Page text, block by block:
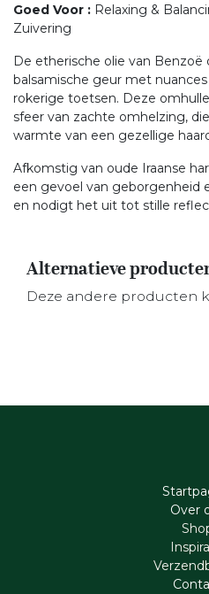
Goed Voor : Relaxing &
Zuivering
De etherische olie van
balsamische geur met
rokerige toetsen. Deze
sfeer van zachte omhelzing,
warmte van een gezellige
Afkomstig van oude Iraanse
een gevoel van geborgenheid
en nodigt het uit tot stille
Alternatieve
Deze andere producten
Ove​r​